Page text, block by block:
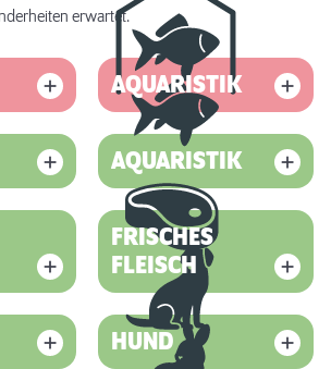
erwartet.
AQUARISTIK
AQUARISTIK
FRISCHES
FLEISCH
HUND